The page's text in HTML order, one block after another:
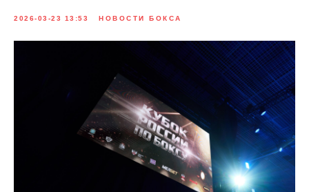
2026-03-23 13:53 НОВОСТИ БОКСА